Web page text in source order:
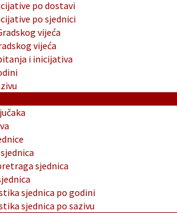
po dostavi
po sjednici
vijeća
vijeća
i inicijativa
sjednica
sjednica po godini
sjednica po sazivu